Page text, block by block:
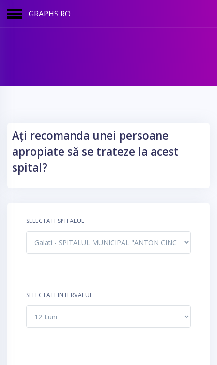
GRAPHS.RO
Ați recomanda unei persoane
apropiate să se trateze la acest
spital?
SELECTATI SPITALUL
SELECTATI INTERVALUL